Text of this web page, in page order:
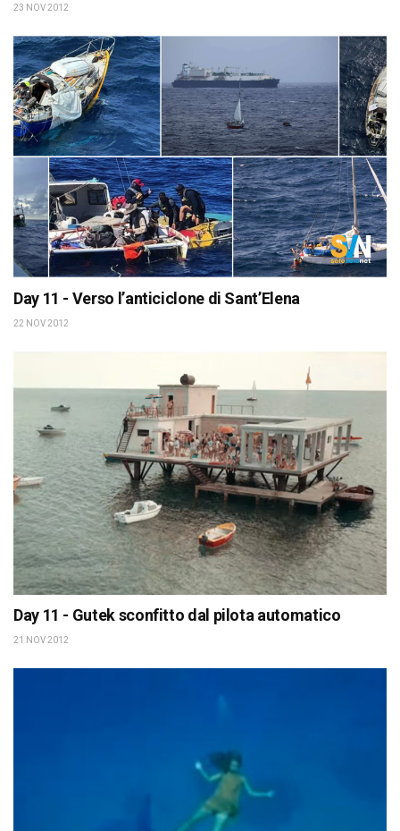
23 NOV 2012
Day 11 - Verso l’anticiclone di Sant’Elena
22 NOV 2012
Day 11 - Gutek sconfitto dal pilota automatico
21 NOV 2012